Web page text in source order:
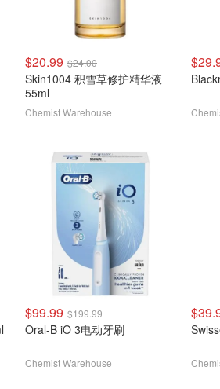
$20.99 $24.00
Skin1004 积雪草修护精华液
55ml
Chemist Warehouse
$99.99 $199.99
Oral-B iO 3电动牙刷
Chemist Warehouse